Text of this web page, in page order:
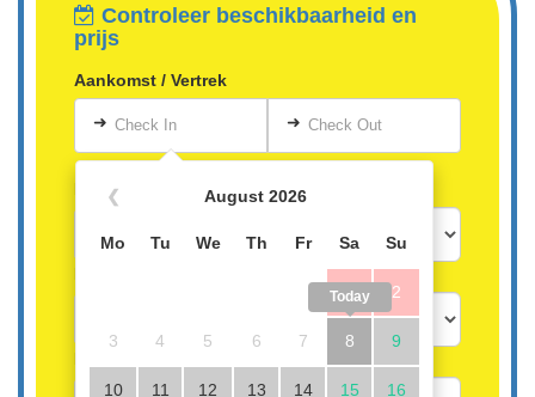
Controleer beschikbaarheid en
prijs
Aankomst / Vertrek
➜ Check In
❮ August 2026
Mo Tu We Th Fr Sa Su
1 2
3 4 5 6 7 8
Today
9
10 11 12 13 14 15 16
➜ Check Out
Personen